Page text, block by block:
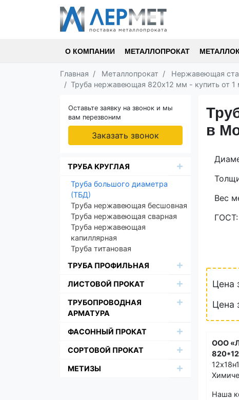
О КОМПАНИИ МЕТАЛЛОПРОКАТ
Главная Металлопрокат Нержавеющая
Труба нержавеющая 820х12 мм - купить от 1
Оставьте заявку на звонок и мы
вам перезвоним
Заказать звонок
ТРУБА КРУГЛАЯ
Труба большого диаметра
(ТБД)
Труба нержавеющая бесшовная
Труба нержавеющая сварная
Труба нержавеющая
капиллярная
Труба титановая
ТРУБА ПРОФИЛЬНАЯ
ЛИСТОВОЙ ПРОКАТ
ТРУБОПРОВОДНАЯ
АРМАТУРА
ФАСОННЫЙ ПРОКАТ
СОРТОВОЙ ПРОКАТ
МЕТИЗЫ
в
Вес
ГОСТ:
Цена
Цена
ООО
Наша